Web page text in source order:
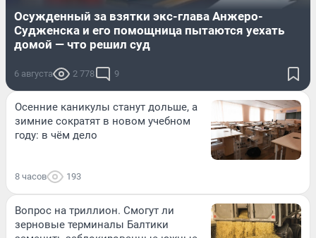
Осужденный за взятки экс-глава Анжеро-
Судженска и его помощница пытаются уехать
домой — что решил суд
6 августа 2 778 9
Осенние каникулы станут дольше, а
зимние сократят в новом учебном
году: в чём дело
8 часов 193
Вопрос на триллион. Смогут ли
зерновые терминалы Балтики